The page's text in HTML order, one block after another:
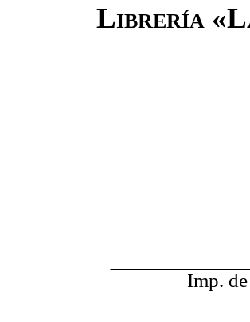
Librería
Imp. de A.